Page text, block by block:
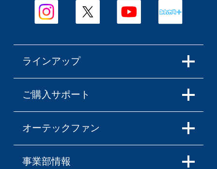
ラインアップ
ご購入サポート
オーテックファン
事業部情報